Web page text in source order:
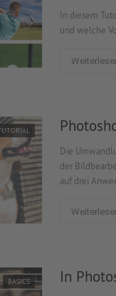
In diesem
und welche
Die
der
auf drei
BASICS In